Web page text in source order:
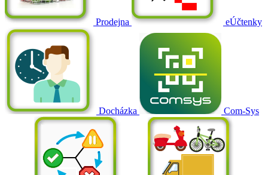
Prodejna eÚčtenky
Docházka Com-Sys